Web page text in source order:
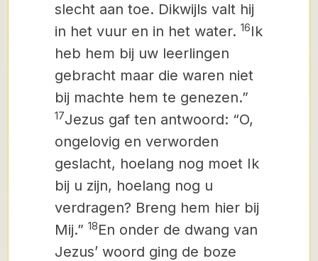
slecht aan toe. Dikwijls valt hij
in het vuur en in het water. 16Ik
heb hem bij uw leerlingen
gebracht maar die waren niet
bij machte hem te genezen.”
17Jezus gaf ten antwoord: “O,
ongelovig en verworden
geslacht, hoelang nog moet Ik
bij u zijn, hoelang nog u
verdragen? Breng hem hier bij
Mij.” 18En onder de dwang van
Jezus’ woord ging de boze